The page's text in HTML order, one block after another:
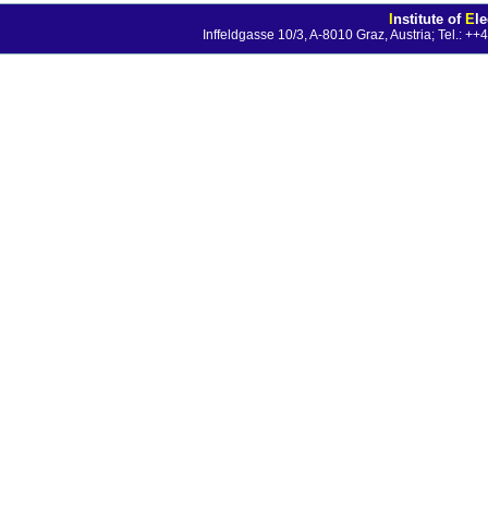
Institute of E
Inffeldgasse 10/3, A-8010 Graz, Austria; Tel.: